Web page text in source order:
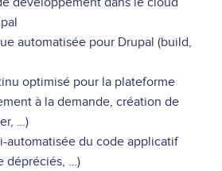
automatisée pour Drupal (build,
optimisé pour la plateforme
à la demande, création de
…)
automatisée du code applicatif
dépréciés, …)